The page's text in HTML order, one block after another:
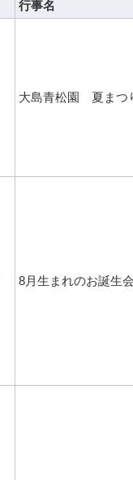
行事名
大島青松園 夏まつ
8月生まれのお誕生